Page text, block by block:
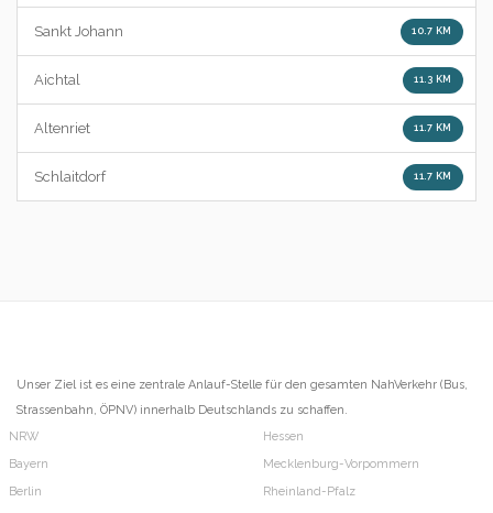
Sankt Johann 10.7 KM
Aichtal 11.3 KM
Altenriet 11.7 KM
Schlaitdorf 11.7 KM
Unser Ziel ist es eine zentrale Anlauf-Stelle für den gesamten NahVerkehr (Bus,
Strassenbahn, ÖPNV) innerhalb Deutschlands zu schaffen.
NRW
Bayern
Berlin
Hessen
Mecklenburg-Vorpommern
Rheinland-Pfalz